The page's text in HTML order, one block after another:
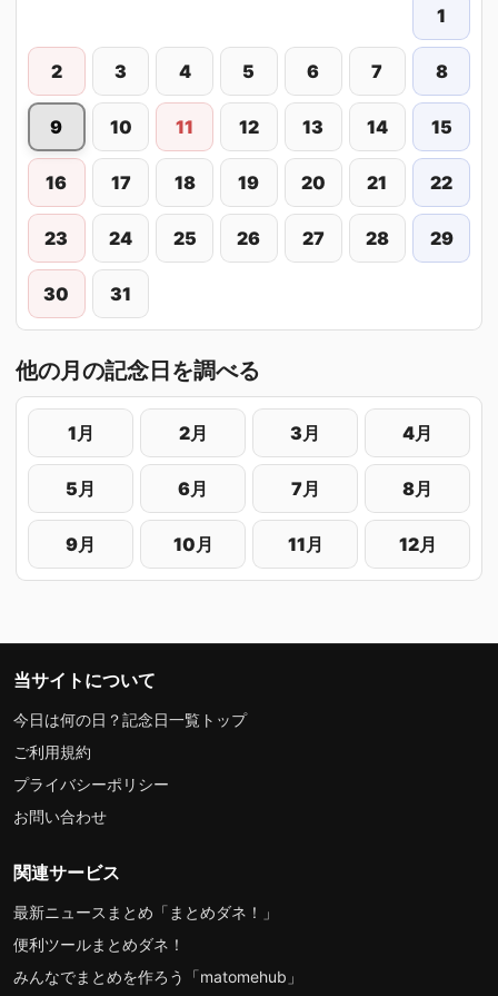
1
2 3 4 5 6 7 8
9 10 11 12 13 14 15
16 17 18 19 20 21 22
23 24 25 26 27 28 29
30 31
他の月の記念日を調べる
1月 2月 3月 4月
5月 6月 7月 8月
9月 10月 11月 12月
当サイトについて
今日は何の日？記念日一覧トップ
ご利用規約
プライバシーポリシー
お問い合わせ
関連サービス
最新ニュースまとめ「まとめダネ！」
便利ツールまとめダネ！
みんなでまとめを作ろう「matomehub」